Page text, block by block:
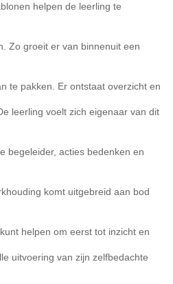
helpen de leerling te
Zo groeit er van binnenuit een
te pakken. Er ontstaat overzicht en
leerling voelt zich eigenaar van dit
begeleider, acties bedenken en
komt uitgebreid aan bod
helpen om eerst tot inzicht en
uitvoering van zijn zelfbedachte